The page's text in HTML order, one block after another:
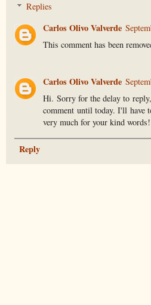
Replies
Carlos Olivo Valverde
This comment has been
Carlos Olivo Valverde
Hi. Sorry for the delay to
comment until today. I'll have
very much for your kind words!
Reply